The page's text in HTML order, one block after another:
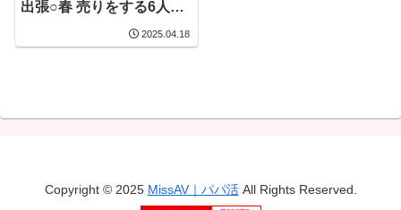
出張○春 売りをする6人の
2025.04.18
Copyright © 2025 MissAV｜パパ活All Rights Reserved.